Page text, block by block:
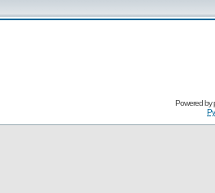
Powered by